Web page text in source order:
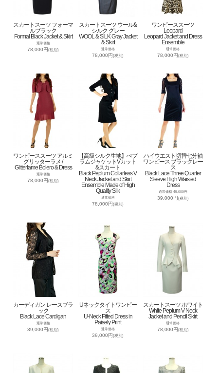
スカートスーツ フォーマ
ルブラック
Formal Black Jacket & Skirt
通常価格
78,000円(税別)
スカートスーツ ウール&
シルク グレー
WOOL & SILK Gray Jacket
& Skirt
通常価格
78,000円(税別)
ワンピーススーツ
Leopard
Leopard Jacket and Dress
Ensemble
通常価格
78,000円(税別)
ワンピーススーツ アルミ
グリッターラメ /
Glitterlame Bolero & Dress
通常価格
78,000円(税別)
【高級シルク生地】ぺプ
ラムジャケットVカット
&スカート
Black Peplum Collarless V
Neck Jacket and Skirt
Ensemble Made of High
Quality Silk
通常価格
78,000円(税別)
ハイウエスト切替七分袖
ワンピース ブラックレー
ス
Black Lace Three Quarter
Sleeve High Waisted
Dress
通常価格 45,000円
39,000円(税別)
カーディガン レースブラ
ック
Black Lace Cardigan
通常価格
39,000円(税別)
Uネックタイトワンピー
ス
U-Neck Fitted Dress in
Paisely Print
通常価格
39,000円(税別)
スカートスーツ ホワイト
White Peplum V-Neck
Jacket and Pencil Skirt
通常価格
78,000円(税別)